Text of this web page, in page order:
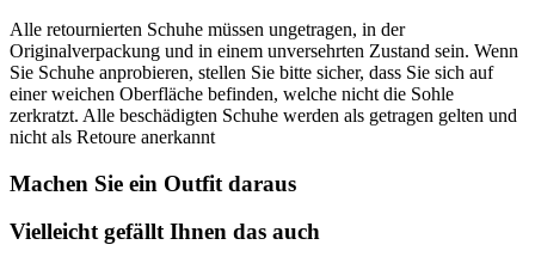
Alle retournierten Schuhe müssen ungetragen, in der
Originalverpackung und in einem unversehrten Zustand sein. Wenn
Sie Schuhe anprobieren, stellen Sie bitte sicher, dass Sie sich auf
einer weichen Oberfläche befinden, welche nicht die Sohle
zerkratzt. Alle beschädigten Schuhe werden als getragen gelten und
nicht als Retoure anerkannt
Machen Sie ein Outfit daraus
Vielleicht gefällt Ihnen das auch